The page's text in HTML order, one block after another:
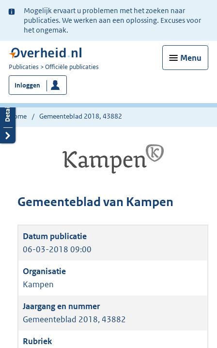
Ter
informatie:
Mogelijk ervaart u problemen met het zoeken naar
publicaties. We werken aan een oplossing. Excuses voor
het ongemak.
Menu
U
bent
nu
hier:
Publicaties Officiële publicaties
Inloggen
Home Gemeenteblad 2018, 43882
Gemeenteblad van Kampen
06-03-2018 09:00
Kampen
Gemeenteblad 2018, 43882